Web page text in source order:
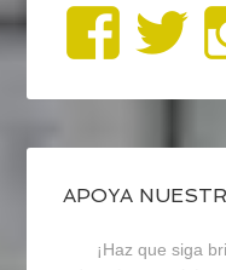
Ver
de
APOYA
¡Haz que siga